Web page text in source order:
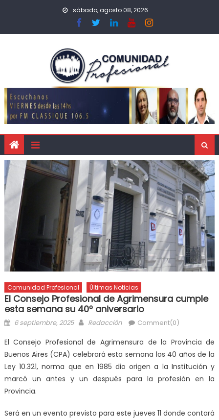
sábado, agosto 08, 2026
Comunidad Profesional Últimas Noticias
El Consejo Profesional de Agrimensura cumple
esta semana su 40º aniversario
6 septiembre, 2025 Redacción Comment(0)
El Consejo Profesional de Agrimensura de la Provincia de
Buenos Aires (CPA) celebrará esta semana los 40 años de la
Ley 10.321, norma que en 1985 dio origen a la Institución y
marcó un antes y un después para la profesión en la
Provincia.
Será en un evento previsto para este jueves 11 donde contará